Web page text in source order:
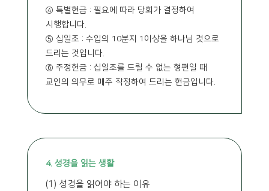
④ 특별헌금 : 필요에 따라 당회가 결정하여
시행합니다.
⑤ 십일조 : 수입의 10분지 1이상을 하나님 것으로
드리는 것입니다.
⑥ 주정헌금 : 십일조를 드릴 수 없는 형편일 때
교인의 의무로 매주 작정하여 드리는 헌금입니다.
4. 성경을 읽는 생활
(1) 성경을 읽어야 하는 이유